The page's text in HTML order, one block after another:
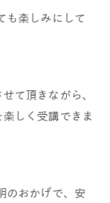
も楽しみにして
て頂きながら、
しく受講できま
のおかげで、安